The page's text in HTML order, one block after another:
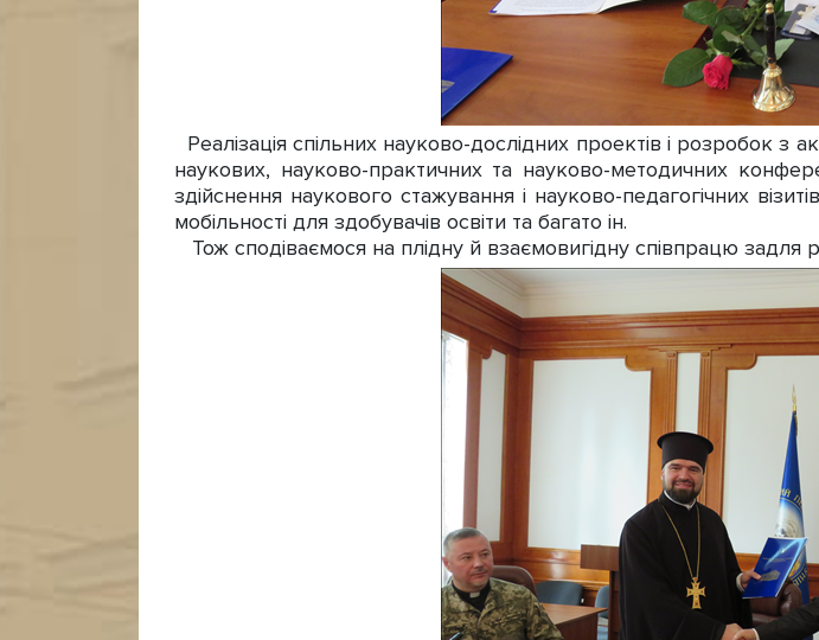
Реалізація спільних науково-дослідних проектів і розробок
наукових, науково-практичних та науково-методичних
здійснення наукового стажування і науково-педагогічних
мобільності для здобувачів освіти та багато ін.
Тож сподіваємося на плідну й взаємовигідну співпрацю задля